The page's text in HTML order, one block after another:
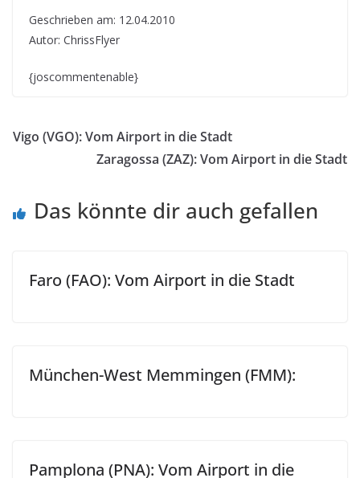
Geschrieben am: 12.04.2010
Autor: ChrissFlyer
{joscommentenable}
Vigo (VGO): Vom Airport in die Stadt
Zaragossa (ZAZ): Vom Airport in die Stadt
Das könnte dir auch gefallen
Faro (FAO): Vom Airport in die Stadt
München-West Memmingen (FMM):
Pamplona (PNA): Vom Airport in die